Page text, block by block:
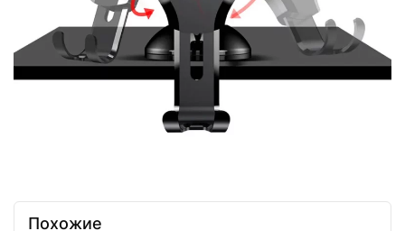
Похожие